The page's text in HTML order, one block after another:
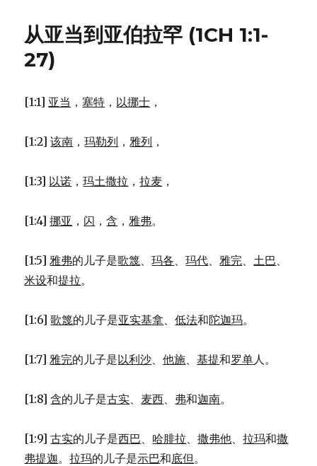
罕
从亚当到亚伯拉罕 (1CH 1:1-
27)
[1:1] 亚当 ，塞特 ， 以挪士 ，
[1:2]该南 ，玛勒列 ，雅列 ，
[1:3] 以诺 ，玛土撒拉 ，拉麦 ，
[1:4]挪亚 ， 闪 ，含 ，雅弗。
[1:5]雅弗的儿子是歌篾、玛各、玛代、雅完、土巴、
米设和提拉。
[1:6]歌篾的儿子是亚实基拿、低法和陀迦玛。
[1:7]雅完的儿子是以利沙、他施、基提和罗单人。
[1:8]含的儿子是古实、 麦西、 弗和迦南。
[1:9]古实的儿子是西巴、 哈腓拉、撒弗他、拉玛和撒
弗提迦。拉玛的儿子是示巴和底但。